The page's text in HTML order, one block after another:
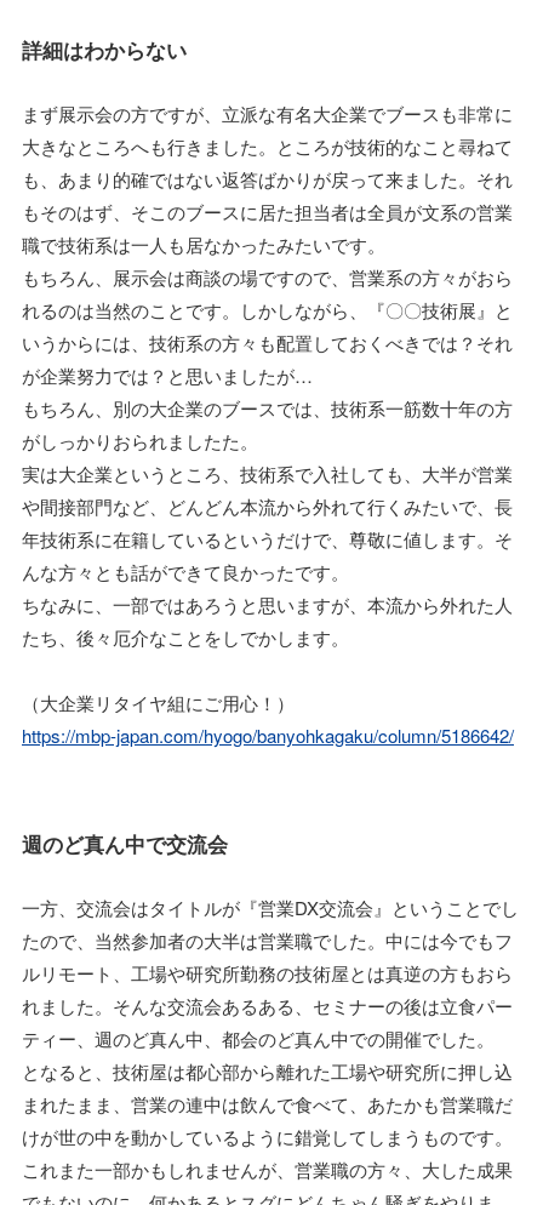
詳細はわからない
まず展示会の方ですが、立派な有名大企業でブースも非常に
大きなところへも行きました。ところが技術的なこと尋ねて
も、あまり的確ではない返答ばかりが戻って来ました。それ
もそのはず、そこのブースに居た担当者は全員が文系の営業
職で技術系は一人も居なかったみたいです。
もちろん、展示会は商談の場ですので、営業系の方々がおら
れるのは当然のことです。しかしながら、『〇〇技術展』と
いうからには、技術系の方々も配置しておくべきでは？それ
が企業努力では？と思いましたが…
もちろん、別の大企業のブースでは、技術系一筋数十年の方
がしっかりおられましたた。
実は大企業というところ、技術系で入社しても、大半が営業
や間接部門など、どんどん本流から外れて行くみたいで、長
年技術系に在籍しているというだけで、尊敬に値します。そ
んな方々とも話ができて良かったです。
ちなみに、一部ではあろうと思いますが、本流から外れた人
たち、後々厄介なことをしでかします。
（大企業リタイヤ組にご用心！）
https://mbp-japan.com/hyogo/banyohkagaku/column/5186642/
週のど真ん中で交流会
一方、交流会はタイトルが『営業DX交流会』ということでし
たので、当然参加者の大半は営業職でした。中には今でもフ
ルリモート、工場や研究所勤務の技術屋とは真逆の方もおら
れました。そんな交流会あるある、セミナーの後は立食パー
ティー、週のど真ん中、都会のど真ん中での開催でした。
となると、技術屋は都心部から離れた工場や研究所に押し込
まれたまま、営業の連中は飲んで食べて、あたかも営業職だ
けが世の中を動かしているように錯覚してしまうものです。
これまた一部かもしれませんが、営業職の方々、大した成果